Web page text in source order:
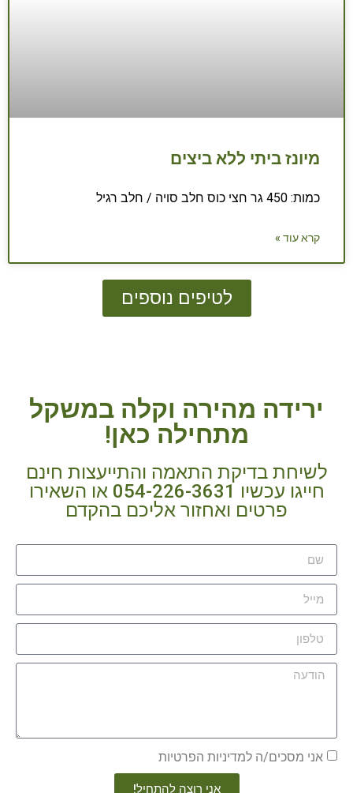
מיונז ביתי ללא ביצים
כמות: 450 גר חצי כוס חלב סויה / חלב רגיל
קרא עוד »
לטיפים נוספים
ירידה מהירה וקלה במשקל
מתחילה כאן!
לשיחת בדיקת התאמה והתייעצות חינם
חייגו עכשיו 054-226-3631 או השאירו
פרטים ואחזור אליכם בהקדם
אני מסכים/ה למדיניות הפרטיות
אני רוצה להתחיל!